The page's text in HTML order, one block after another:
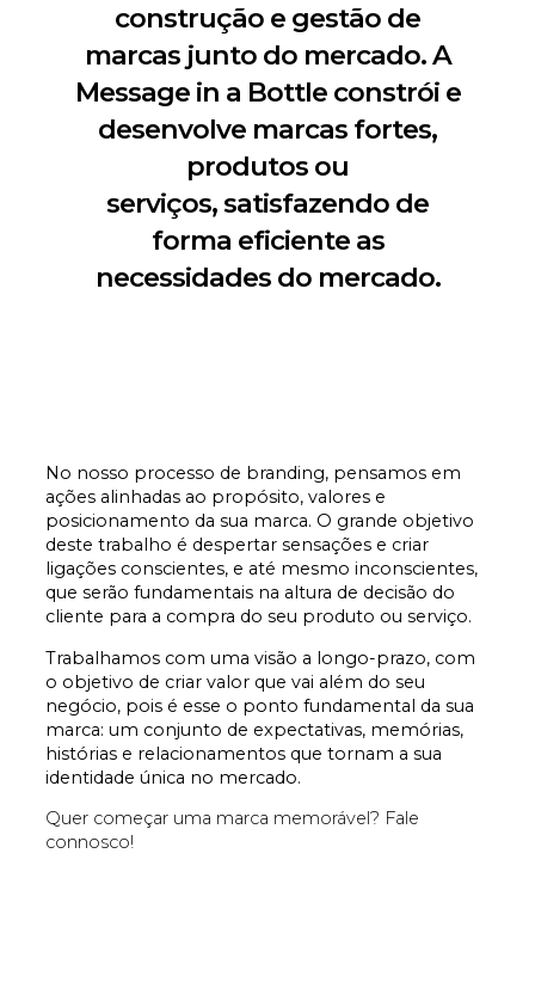
construção e gestão de
marcas junto do mercado. A
Message in a Bottle constrói e
desenvolve marcas fortes,
produtos ou
serviços, satisfazendo de
forma eficiente as
necessidades do mercado.
No nosso processo de branding, pensamos em
ações alinhadas ao propósito, valores e
posicionamento da sua marca. O grande objetivo
deste trabalho é despertar sensações e criar
ligações conscientes, e até mesmo inconscientes,
que serão fundamentais na altura de decisão do
cliente para a compra do seu produto ou serviço.
Trabalhamos com uma visão a longo-prazo, com
o objetivo de criar valor que vai além do seu
negócio, pois é esse o ponto fundamental da sua
marca: um conjunto de expectativas, memórias,
histórias e relacionamentos que tornam a sua
identidade única no mercado.
Quer começar uma marca memorável? Fale
connosco!